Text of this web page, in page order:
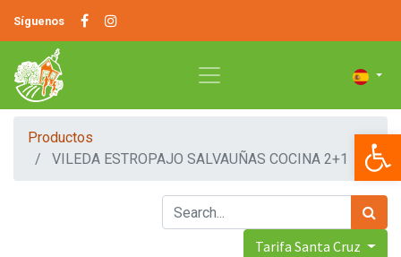
Síguenos
Productos
VILEDA ESTROPAJO SALVAUÑAS COCINA 2+1
Tarifa Santa Cruz